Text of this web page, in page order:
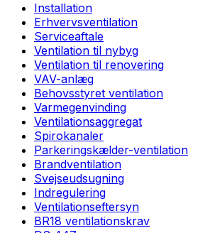
Installation
Erhvervsventilation
Serviceaftale
Ventilation til nybyg
Ventilation til renovering
VAV-anlæg
Behovsstyret ventilation
Varmegenvinding
Ventilationsaggregat
Spirokanaler
Parkeringskælder-ventilation
Brandventilation
Svejseudsugning
Indregulering
Ventilationseftersyn
BR18 ventilationskrav